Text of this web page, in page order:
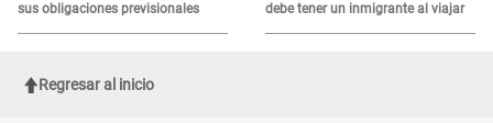
sus obligaciones previsionales
debe tener un inmigrante al viajar
Regresar al inicio